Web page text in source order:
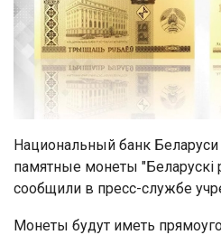
Национальный банк
памятные монеты "Беларускі
сообщили в пресс-службе
Монеты будут иметь